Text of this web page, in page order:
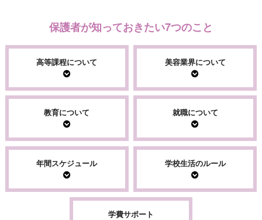
保護者が知っておきたい7つのこと
高等課程について 美容業界について
教育について 就職について
年間スケジュール 学校生活のルール
学費サポート